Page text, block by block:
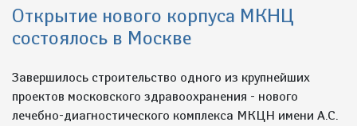
Открытие нового корпуса МКНЦ
состоялось в Москве
Завершилось строительство одного из крупнейших
проектов московского здравоохранения - нового
лечебно-диагностического комплекса МКЦН имени А.С.